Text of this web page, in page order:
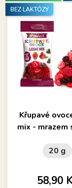
Křupavé
mix - mrazem
20 g
Cena
58,90
BEZ LAKTÓZY